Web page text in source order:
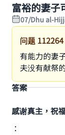
富裕的妻子
07/Dhu al-
问题 112264
有能力的妻
夫没有献祭
答案
感谢真主，祝
：